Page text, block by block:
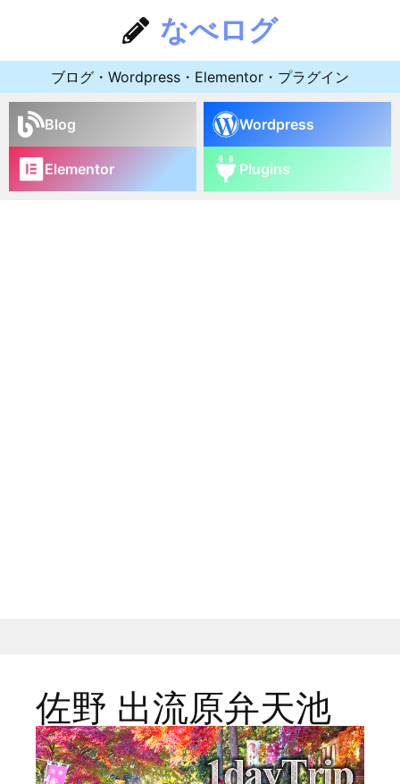
なべログ
ブログ・Wordpress・Elementor・プラグイン
Blog Wordpress
Elementor Plugins
佐野 出流原弁天池